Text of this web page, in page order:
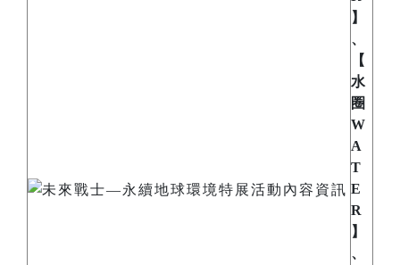
】
、
【
水
圈
W
A
T
E
R
】
、